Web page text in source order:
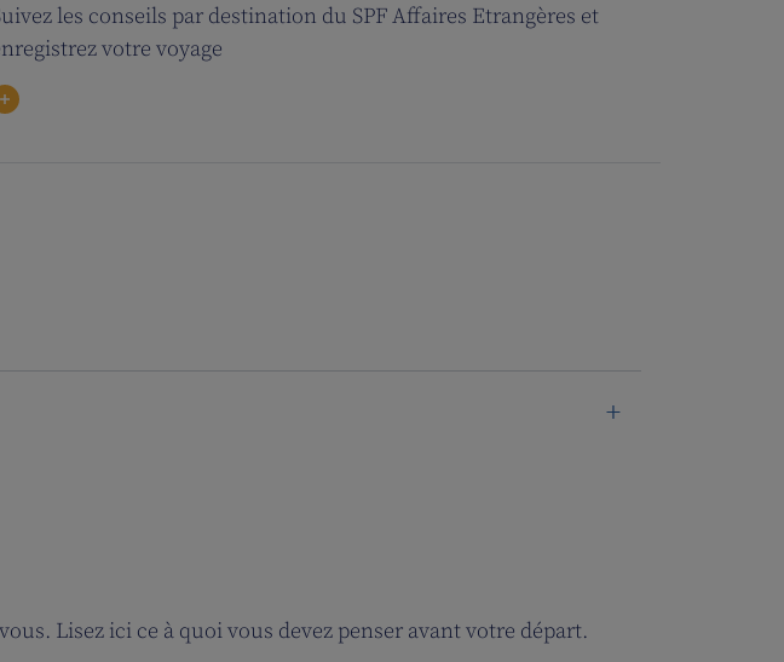
les conseils par destination du SPF Affaires Etrangères et
votre voyage
Lisez ici ce à quoi vous devez penser avant votre départ.